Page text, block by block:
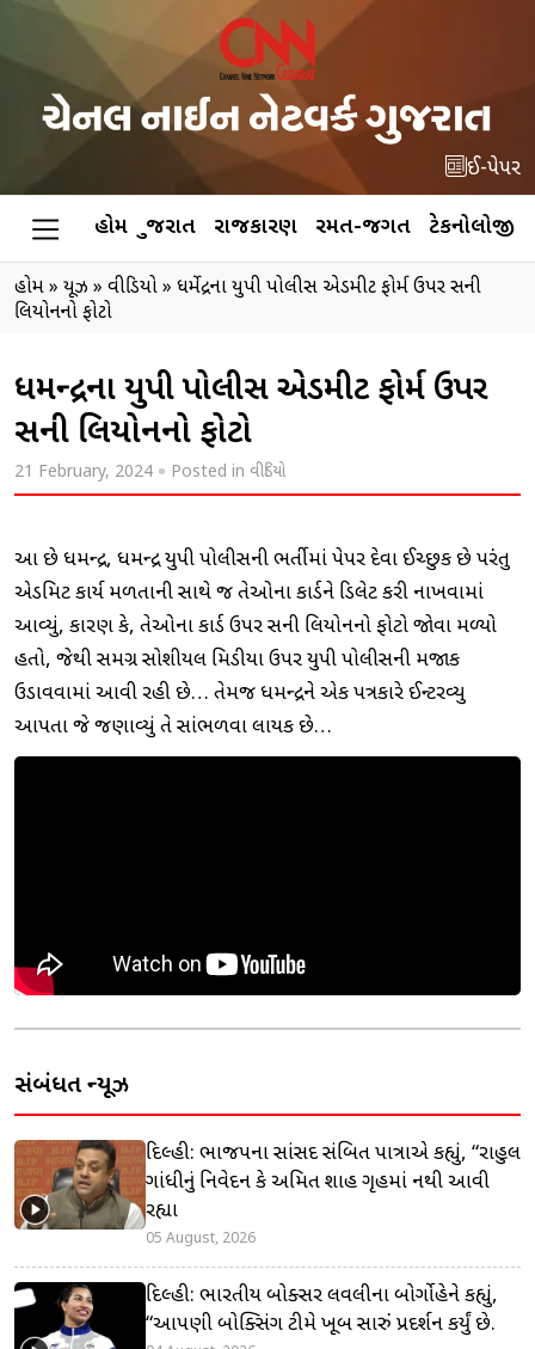
ઈ-પેપર
હોમ ગુજરાત રાજકારણ રમત-જગત ટેકનોલોજી
હોમ» ન્યૂઝ » વીડિયો» ધર્મેન્દ્રના યુપી પોલીસ એડમીટ ફોર્મ ઉપર સની
લિયોનનો ફોટો
ધર્મેન્દ્રના યુપી પોલીસ એડમીટ ફોર્મ ઉપર
સની લિયોનનો ફોટો
21 February, 2024 Posted in વીડિયો
આ છે ધર્મેન્દ્ર, ધર્મેન્દ્ર યુપી પોલીસની ભર્તીમાં પેપર દેવા ઈચ્છુક છે પરંતુ
એડમિટ કાર્ય મળતાની સાથે જ તેઓના કાર્ડને ડિલેટ કરી નાખવામાં
આવ્યું, કારણ કે, તેઓના કાર્ડ ઉપર સની લિયોનનો ફોટો જાેવા મળ્યો
હતો, જેથી સમગ્ર સોશીયલ મિડીયા ઉપર યુપી પોલીસની મજાક
ઉડાવવામાં આવી રહી છે… તેમજ ધર્મેન્દ્રને એક પત્રકારે ઈન્ટરવ્યુ
આપતા જે જણાવ્યું તે સાંભળવા લાયક છે…
સંબંધિત ન્યૂઝ
દિલ્હી: ભાજપના સાંસદ સંબિત પાત્રાએ કહ્યું, “રાહુલ
ગાંધીનું નિવેદન કે અમિત શાહ ગૃહમાં નથી આવી
રહ્યા
05 August, 2026
દિલ્હી: ભારતીય બોક્સર લવલીના બોર્ગોહેને કહ્યું,
“આપણી બોક્સિંગ ટીમે ખૂબ સારું પ્રદર્શન કર્યું છે.